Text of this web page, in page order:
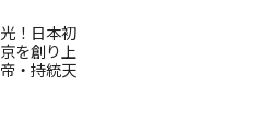
！日本初
を創り上
・持統天